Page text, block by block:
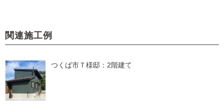
関連施工例
つくば市Ｔ様邸：2階建て